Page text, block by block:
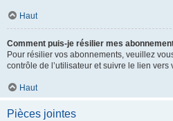
Haut
Comment puis-je résilier mes
Pour résilier vos abonnements, veuillez
contrôle de l’utilisateur et suivre le lien vers
Haut
Pièces jointes